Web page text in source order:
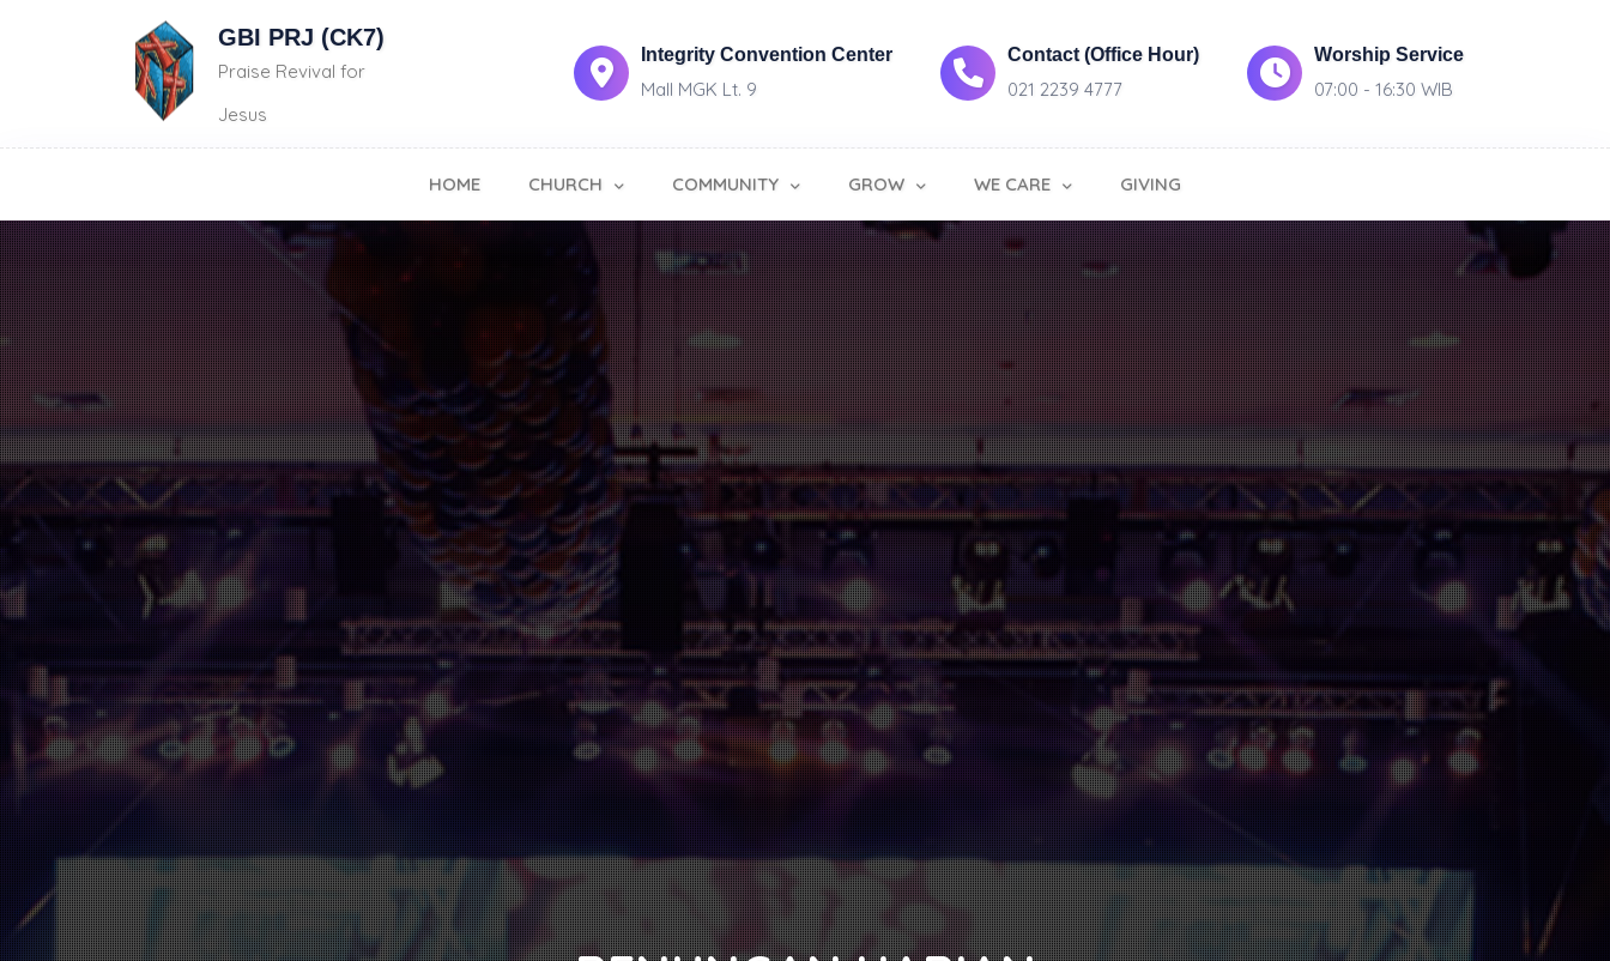
GBI PRJ (CK7)
Praise Revival for
Jesus
Integrity Convention Center
Mall MGK Lt. 9
Contact (Office Hour)
021 2239 4777
Worship Service
07:00 - 16:30 WIB
HOME CHURCH COMMUNITY GROW WE CARE GIVING